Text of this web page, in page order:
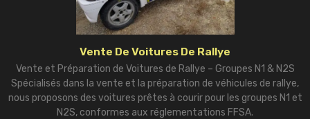
Vente De Voitures De Rallye
Vente et Préparation de Voitures de Rallye – Groupes N1 & N2S
Spécialisés dans la vente et la préparation de véhicules de rallye,
nous proposons des voitures prêtes à courir pour les groupes N1 et
N2S, conformes aux réglementations FFSA.